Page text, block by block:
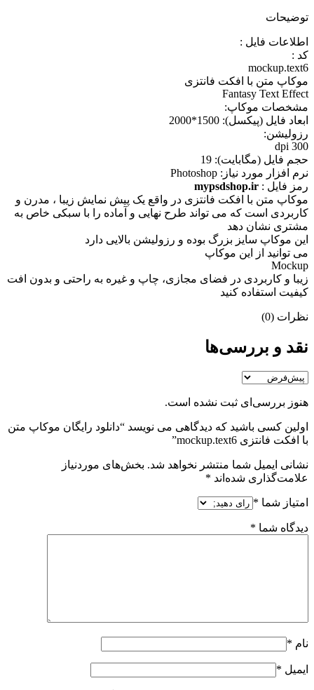
توضیحات
اطلاعات فايل :
کد :
mockup.text6
موکاپ متن با افکت فانتزی
Fantasy Text Effect
مشخصات موکاپ:
ابعاد فايل (پيکسل): 1500*2000
رزوليشن:
300 dpi
حجم فايل (مگابايت): 19
نرم افزار مورد نياز: Photoshop
رمز فایل : mypsdshop.ir
موکاپ متن با افکت فانتزی در واقع يک پيش نمايش زيبا ، مدرن و
کاربردی است که می تواند طرح نهایی و آماده را با سبکی خاص به
مشتری نشان دهد
اين موکاپ سايز بزرگ بوده و رزوليشن بالايی دارد
می توانيد از اين موکاپ
Mockup
زيبا و کاربردی در فضای مجازی، چاپ و غيره به راحتی و بدون افت
کيفيت استفاده کنيد
نظرات (0)
نقد و بررسی‌ها
هنوز بررسی‌ای ثبت نشده است.
اولین کسی باشید که دیدگاهی می نویسد “دانلود رایگان موکاپ متن
با افکت فانتزی mockup.text6”
نشانی ایمیل شما منتشر نخواهد شد. بخش‌های موردنیاز
علامت‌گذاری شده‌اند *
امتیاز شما *
دیدگاه شما *
نام *
ایمیل *